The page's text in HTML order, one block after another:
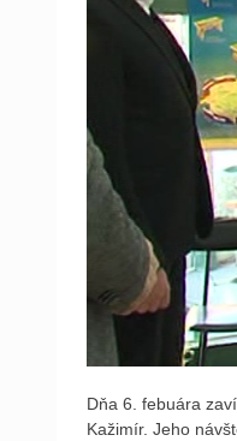
Dňa 6. febuára
Kažimír. Jeho